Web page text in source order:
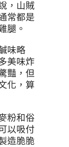
，山賊
常都是
腿。
味略
美味炸
豔，但
化，算
粉和俗
以吸付
造脆脆